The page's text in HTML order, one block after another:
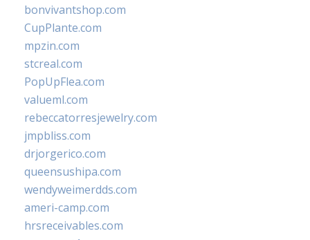
bonvivantshop.com
CupPlante.com
mpzin.com
stcreal.com
PopUpFlea.com
valueml.com
rebeccatorresjewelry.com
jmpbliss.com
drjorgerico.com
queensushipa.com
wendyweimerdds.com
ameri-camp.com
hrsreceivables.com